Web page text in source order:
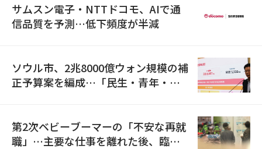
サムスン電子・NTTドコモ、AIで通
信品質を予測…低下頻度が半減
ソウル市、2兆8000億ウォン規模の補
正予算案を編成…「民生・青年・安
第2次ベビーブーマーの「不安な再就
職」…主要な仕事を離れた後、臨時